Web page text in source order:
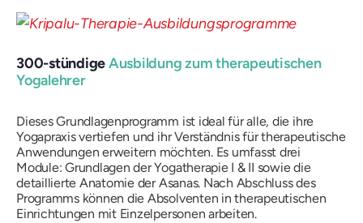
300-stündigeAusbildung zum therapeutischen
Yogalehrer
Dieses Grundlagenprogramm ist ideal für alle, die ihre
Yogapraxis vertiefen und ihr Verständnis für therapeutische
Anwendungen erweitern möchten. Es umfasst drei
Module: Grundlagen der Yogatherapie I & II sowie die
detaillierte Anatomie der Asanas. Nach Abschluss des
Programms können die Absolventen in therapeutischen
Einrichtungen mit Einzelpersonen arbeiten.